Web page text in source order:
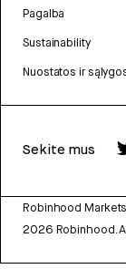
Pagalba
Sustainability
Nuostatos ir
Sekite mus
Robinhood
2026 Robinhood.